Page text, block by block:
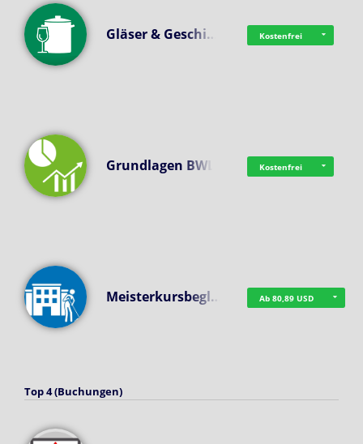
Gläser & Geschi… Kostenfrei
Grundlagen BWL Kostenfrei
Meisterkursbegl… Ab 80,89 USD
Top 4 (Buchungen)